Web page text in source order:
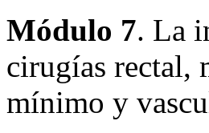
Módulo 7. La
cirugías rectal,
mínimo y